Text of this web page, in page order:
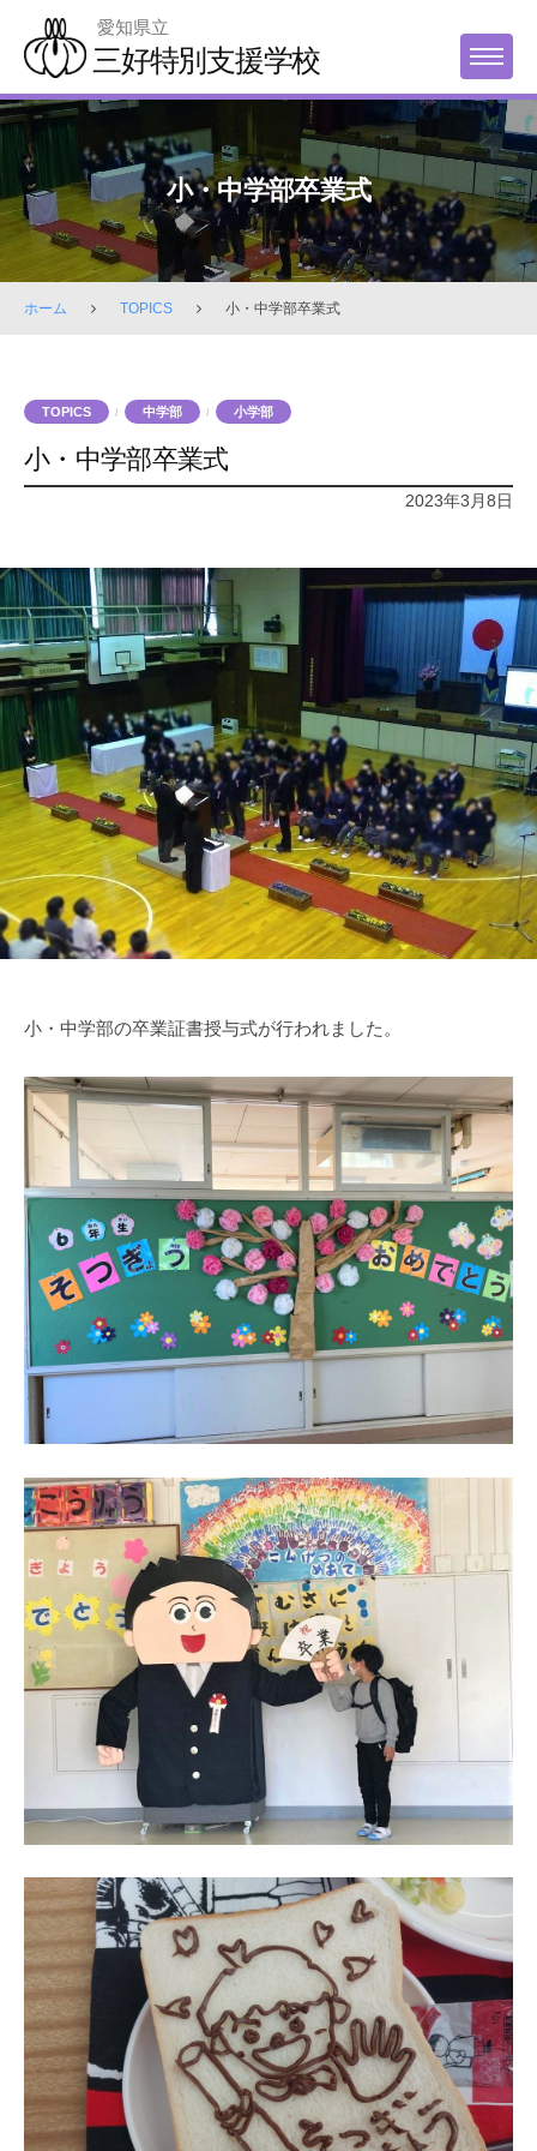
content
愛知県立
三好特別支援学校 MENU
小・中学部卒業式
ホーム TOPICS 小・中学部卒業式
TOPICS / 中学部 / 小学部
小・中学部卒業式
2023年3月8日
小・中学部の卒業証書授与式が行われました。